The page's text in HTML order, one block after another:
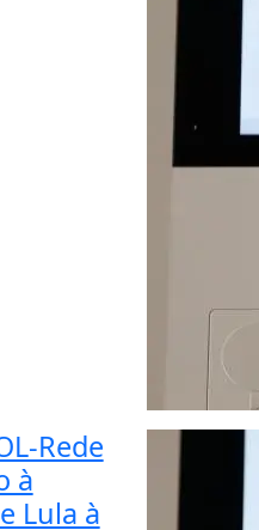
Rede
à
Lula à